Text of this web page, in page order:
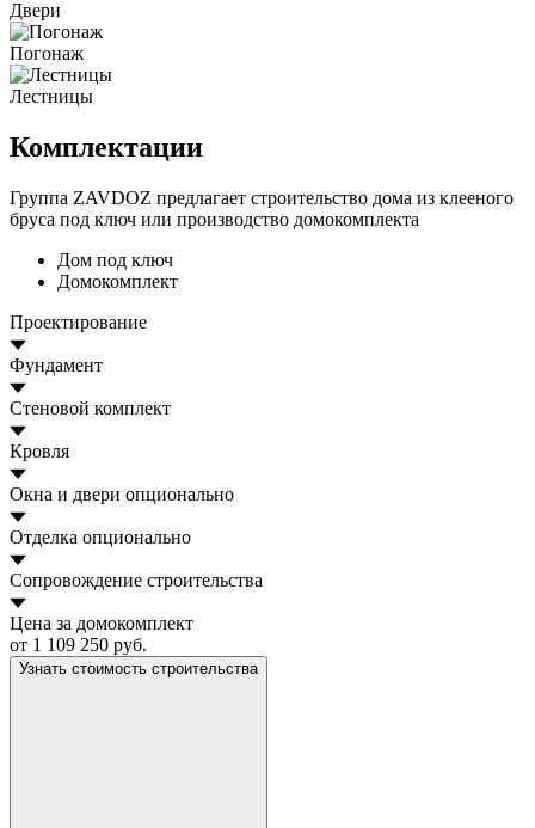
Двери
Погонаж
Лестницы
Комплектации
Группа ZAVDOZ предлагает строительство дома из клееного
бруса под ключ или производство домокомплекта
Дом под ключ
Домокомплект
Проектирование
Фундамент
Стеновой комплект
Кровля
Окна и двери опционально
Отделка опционально
Сопровождение строительства
Цена за домокомплект
от 1 109 250 руб.
Узнать стоимость строительства